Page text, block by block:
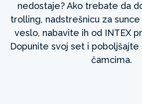
nedostaje? Ako trebate da
trolling, nadstrešnicu za
veslo, nabavite ih od INTEX
Dopunite svoj set i poboljšajte
čamcima.